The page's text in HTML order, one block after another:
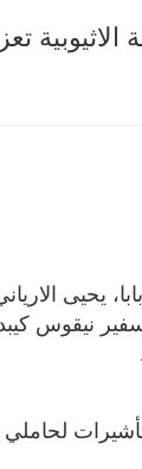
يحيى
نيقوس